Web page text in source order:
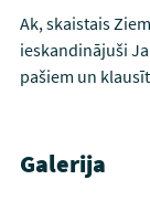
Ak, skaistais
ieskandinājuši
pašiem un
Galerija